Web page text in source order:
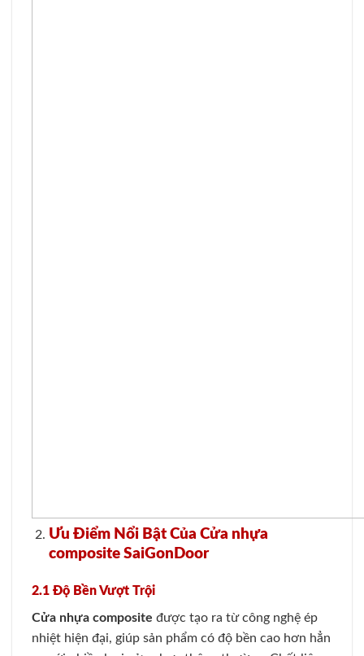
Ưu Điểm Nổi Bật Của Cửa nhựa
composite SaiGonDoor
2.1 Độ Bền Vượt Trội
Cửa nhựa composite được tạo ra từ công nghệ ép
nhiệt hiện đại, giúp sản phẩm có độ bền cao hơn hẳn